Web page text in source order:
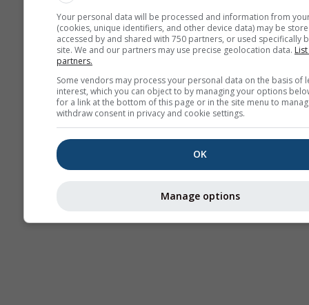
Thermals
Your personal data will be processed and information from
(cookies, unique identifiers, and other device data) may be
accessed by and shared with 750 partners, or used specifically
site. We and our partners may use precise geolocation data.
partners.
Some vendors may process your personal data on the basis of
interest, which you can object to by managing your options
for a link at the bottom of this page or in the site menu to
withdraw consent in privacy and cookie settings.
OK
Manage options